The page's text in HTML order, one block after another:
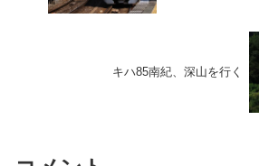
キハ85南紀、深山を行く